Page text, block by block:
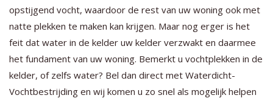
opstijgend vocht, waardoor de rest van uw woning ook met
natte plekken te maken kan krijgen. Maar nog erger is het
feit dat water in de kelder uw kelder verzwakt en daarmee
het fundament van uw woning. Bemerkt u vochtplekken in de
kelder, of zelfs water? Bel dan direct met Waterdicht-
Vochtbestrijding en wij komen u zo snel als mogelijk helpen